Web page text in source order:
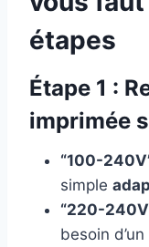
étapes
Étape 1 :
imprimée
“100-
simple
“220-
besoin d’un